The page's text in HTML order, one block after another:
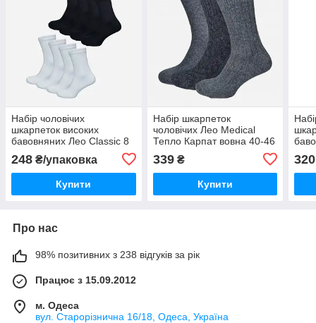
Набір чоловічих
шкарпеток високих
бавовняних Лео Classic 8
248 ₴/упаковка
Купити
Набір шкарпеток
чоловічих Лео Medical
Тепло Карпат вовна 40-46
339₴
Купити
320
Про нас
98% позитивних з 238 відгуків за рік
Працює з 15.09.2012
м. Одеса
вул. Старорізнична 16/18, Одеса, Україна